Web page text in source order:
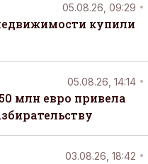
05.08.26, 09:29
купили
05.08.26, 14:14
млн евро привела
03.08.26, 18:42